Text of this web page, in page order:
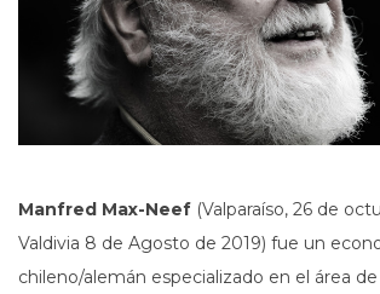
Manfred Max-Neef (Valparaíso, 26 de
Valdivia 8 de Agosto de 2019) fue un
chileno/alemán especializado en el área